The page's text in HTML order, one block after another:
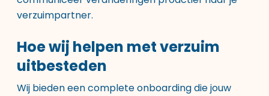
verzuimpartner.
Hoe wij helpen met verzuim
uitbesteden
Wij bieden een complete onboarding die jouw